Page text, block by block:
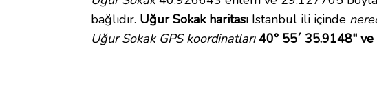
bağlıdır. Uğur Sokak haritası Istanbul ili içinde
Uğur Sokak GPS koordinatları 40° 55´ 35.9148"